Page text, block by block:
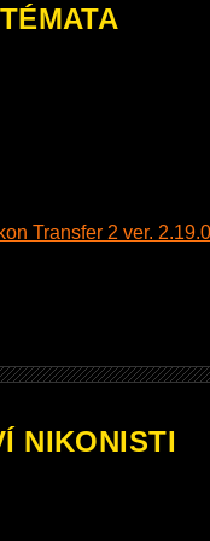
TÉMATA
Transfer 2 ver.
NIKONISTI